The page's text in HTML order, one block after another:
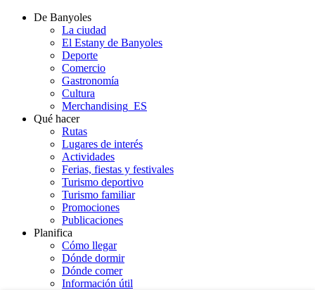
De Banyoles
La ciudad
El Estany de Banyoles
Deporte
Comercio
Gastronomía
Cultura
Merchandising_ES
Qué hacer
Rutas
Lugares de interés
Actividades
Ferias, fiestas y festivales
Turismo deportivo
Turismo familiar
Promociones
Publicaciones
Planifica
Cómo llegar
Dónde dormir
Dónde comer
Información útil